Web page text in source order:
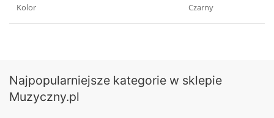
Kolor Czarny
Najpopularniejsze kategorie w sklepie
Muzyczny.pl